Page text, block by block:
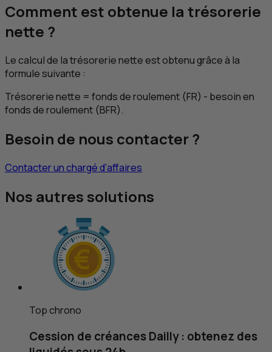
Comment est obtenue la trésorerie
nette ?
Le calcul de la trésorerie nette est obtenu grâce à la
formule suivante :
Trésorerie nette = fonds de roulement (FR) - besoin en
fonds de roulement (BFR).
Besoin de nous contacter ?
Contacter un chargé d’affaires
Nos autres solutions
Top chrono
Cession de créances Dailly : obtenez des